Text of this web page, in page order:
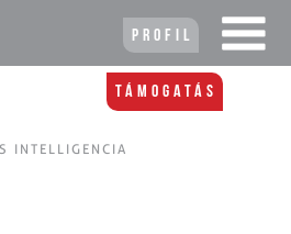
Profil
Támogatás
INTELLIGENCIA